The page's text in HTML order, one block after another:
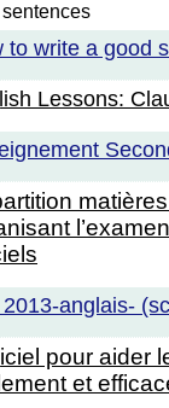
to write a good
Lessons:
anglais-
pour aider
et